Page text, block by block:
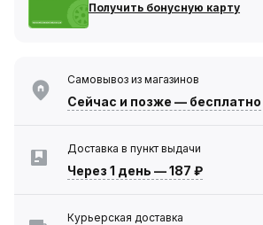
Получить бонусную карту
Самовывоз из магазинов
Сейчас и позже — бесплатно
Доставка в пункт выдачи
Через 1 день —187 ₽
Курьерская доставка